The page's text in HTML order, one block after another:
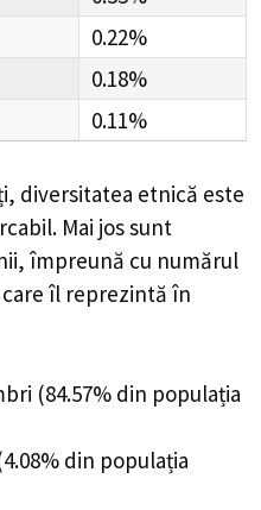
0.22%
0.18%
0.11%
diversitatea etnică este
Mai jos sunt
împreună cu numărul
îl reprezintă în
(84.57% din populația
din populația